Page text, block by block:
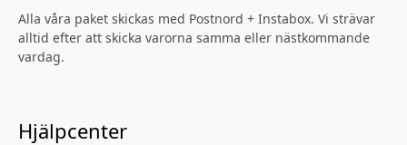
Alla våra paket skickas med Postnord + Instabox. Vi strävar
alltid efter att skicka varorna samma eller nästkommande
vardag.
Hjälpcenter